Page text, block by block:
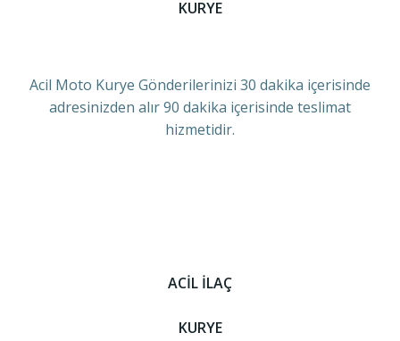
KURYE
Acil Moto Kurye Gönderilerinizi 30 dakika içerisinde
adresinizden alır 90 dakika içerisinde teslimat
hizmetidir.
ACİL İLAÇ
KURYE